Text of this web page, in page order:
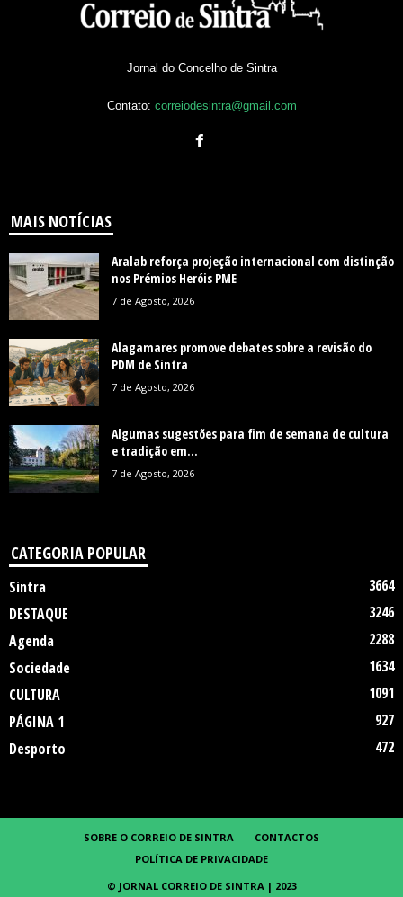
Jornal do Concelho de Sintra
Contato: correiodesintra@gmail.com
MAIS NOTÍCIAS
Aralab reforça projeção internacional com distinção
nos Prémios Heróis PME
7 de Agosto, 2026
Alagamares promove debates sobre a revisão do
PDM de Sintra
7 de Agosto, 2026
Algumas sugestões para fim de semana de cultura
e tradição em...
7 de Agosto, 2026
CATEGORIA POPULAR
Sintra
3664
DESTAQUE
3246
Agenda
2288
Sociedade
1634
CULTURA
1091
PÁGINA 1
927
Desporto
472
SOBRE O CORREIO DE SINTRA
CONTACTOS
POLÍTICA DE PRIVACIDADE
© JORNAL CORREIO DE SINTRA | 2023